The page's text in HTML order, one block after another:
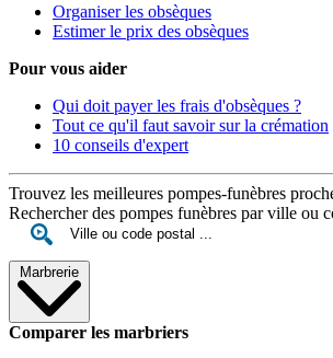
Organiser les obsèques
Estimer le prix des obsèques
Pour vous aider
Qui doit payer les frais d'obsèques ?
Tout ce qu'il faut savoir sur la crémation
10 conseils d'expert
Trouvez les meilleures pompes-funèbres
Rechercher des pompes funèbres par ville ou
Marbrerie
Comparer les marbriers